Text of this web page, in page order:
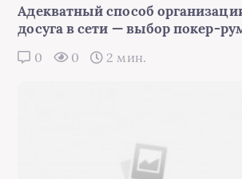
Адекватный способ
досуга в сети — выбор покер-
0 0 2 мин.